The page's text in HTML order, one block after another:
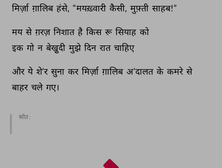
मिर्ज़ा ग़ालिब हंसे, “मयख़्वारी कैसी, मुफ़्ती साहब!”
मय से ग़रज़ निशात है किस रू सियाह को
इक गो न बेखु़दी मुझे दिन रात चाहिए
और ये शे’र सुना कर मिर्ज़ा ग़ालिब अ’दालत के कमरे से
बाहर चले गए।
स्रोत :